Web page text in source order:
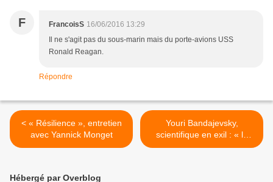
F FrancoisS 16/06/2016 13:29
Il ne s'agit pas du sous-marin mais du porte-avions USS
Ronald Reagan.
Répondre
< « Résilience », entretien
avec Yannick Monget
Youri Bandajevsky,
scientifique en exil : « la
catastrophe vient à peine
Hébergé par Overblog